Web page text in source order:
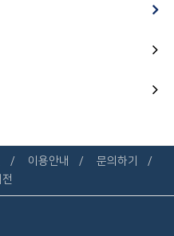
이용안내
문의하기